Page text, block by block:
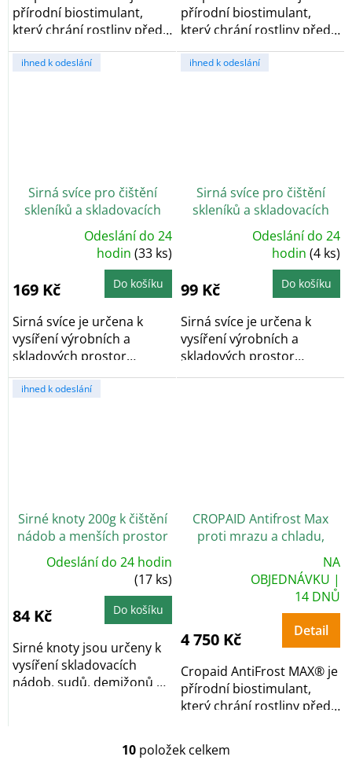
přírodní biostimulant,
který chrání rostliny před
poškozením...
přírodní biostimulant,
který chrání rostliny před
poškozením...
ihned k odeslání
Sirná svíce pro čištění
skleníků a skladovacích
prostor
5,0
z
5
Odeslání do 24
hodin(33 ks)
169 Kč Do košíku
Sirná svíce je určena k
vysíření výrobních a
skladových prostor
potravin včetně...
ihned k odeslání
Sirná svíce pro čištění
skleníků a skladovacích
prostor - II. jakost
5,0
z
5
Odeslání do 24
hodin(4 ks)
99 Kč Do košíku
Sirná svíce je určena k
vysíření výrobních a
skladových prostor
potravin včetně...
ihned k odeslání
Sirné knoty 200g k čištění
nádob a menších prostor
Odeslání do 24 hodin
(17 ks)
84 Kč Do košíku
Sirné knoty jsou určeny k
vysíření skladovacích
nádob, sudů, demižonů na
CROPAID Antifrost Max
proti mrazu a chladu,
přírodní biostimulant, 5 l
Průměrné
hodnocení
5
hvězdiček.
NA
OBJEDNÁVKU |
14 DNŮ
4 750 Kč Detail
Cropaid AntiFrost MAX® je
přírodní biostimulant,
který chrání rostliny před
O
10 položek celkem